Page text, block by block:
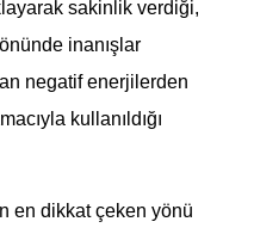
sakinlik verdiği,
inanışlar
negatif enerjilerden
kullanıldığı
en dikkat çeken yönü